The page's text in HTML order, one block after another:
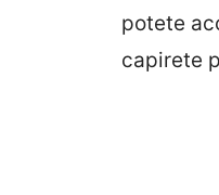
potete
capirete